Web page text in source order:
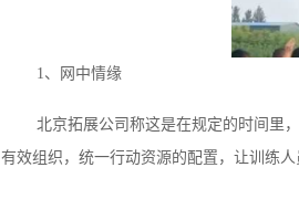
1、网中情缘
北京拓展公司称这是在规定的时间里
有效组织，统一行动资源的配置，让训练